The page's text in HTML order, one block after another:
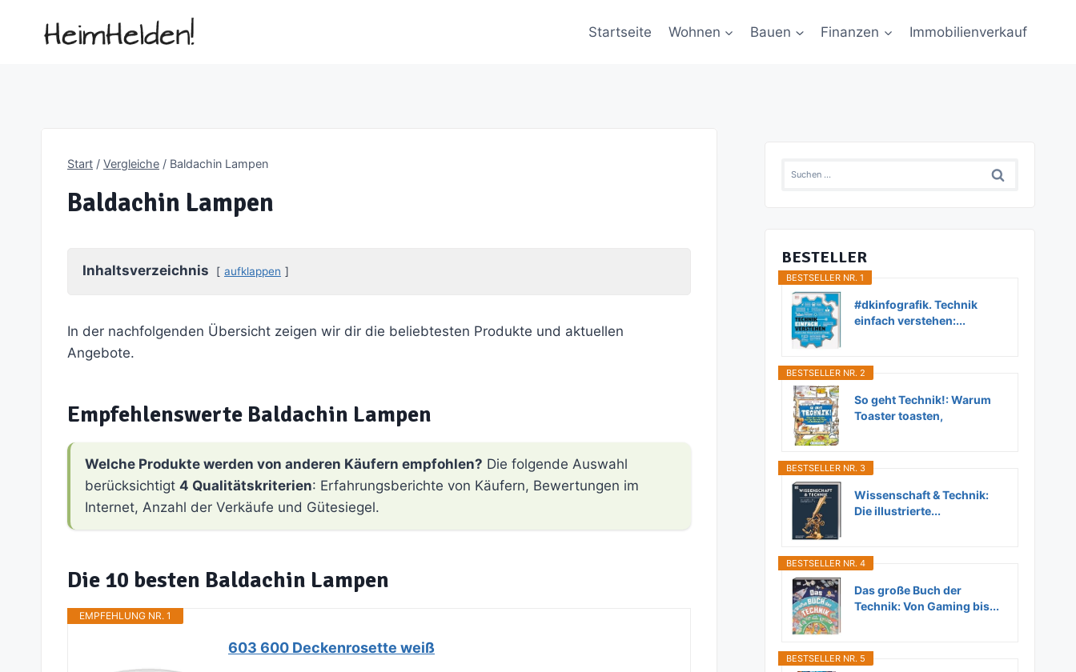
Startseite Wohnen Bauen Finanzen Immobilienverkauf
Start / Vergleiche / Baldachin Lampen
Baldachin Lampen
Inhaltsverzeichnis aufklappen
In der nachfolgenden Übersicht zeigen wir dir die beliebtesten Produkte und aktuellen
Angebote.
Empfehlenswerte Baldachin Lampen
Welche Produkte werden von anderen Käufern empfohlen? Die folgende Auswahl
berücksichtigt 4 Qualitätskriterien: Erfahrungsberichte von Käufern, Bewertungen im
Internet, Anzahl der Verkäufe und Gütesiegel.
Die 10 besten Baldachin Lampen
EMPFEHLUNG NR. 1
603 600 Deckenrosette weiß
Suchen
BESTELLER
BESTSELLER NR. 1
#dkinfografik. Technik
einfach verstehen:...
BESTSELLER NR. 2
So geht Technik!: Warum
Toaster toasten,
BESTSELLER NR. 3
Wissenschaft & Technik:
Die illustrierte...
BESTSELLER NR. 4
Das große Buch der
Technik: Von Gaming bis...
BESTSELLER NR. 5